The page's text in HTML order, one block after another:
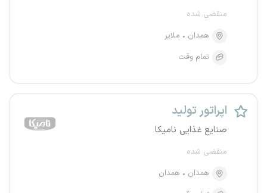
منقضی شده
همدان
ملایر
تمام وقت
اپراتور تولید
صنایع غذایی نامیکا
منقضی شده
همدان
همدان